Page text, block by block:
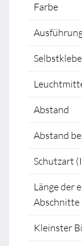
Farbe
Abstand
Abstand
Schutzart
Länge der
Abschnitte
Kleinster